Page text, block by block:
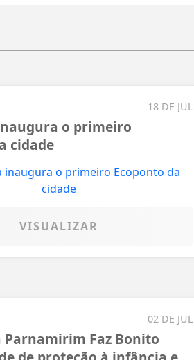
18 DE JUL
o primeiro
cidade
VISUALIZAR
02 DE JUL
Parnamirim Faz Bonito